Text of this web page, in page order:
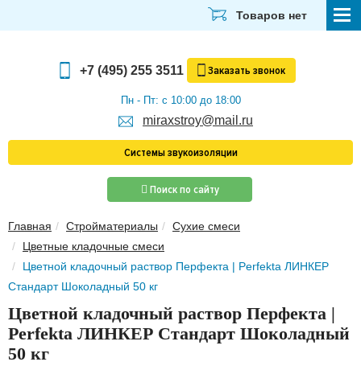
ЭЛЕКТРИКА И ОСВЕЩЕНИЕ
ЗВУКОИЗОЛЯЦИЯ
ТЕПЛОИЗОЛЯЦИЯ
О компании
Товаров нет
+7 (495) 255 3511 Заказать звонок
Пн - Пт: с 10:00 до 18:00
miraxstroy@mail.ru
Системы звукоизоляции
Поиск по сайту
Главная Стройматериалы
Сухие смеси
Цветные кладочные смеси
Цветной кладочный раствор Перфекта | Perfekta ЛИНКЕР
Стандарт Шоколадный 50 кг
Цветной кладочный раствор Перфекта |
Perfekta ЛИНКЕР Стандарт Шоколадный
50 кг